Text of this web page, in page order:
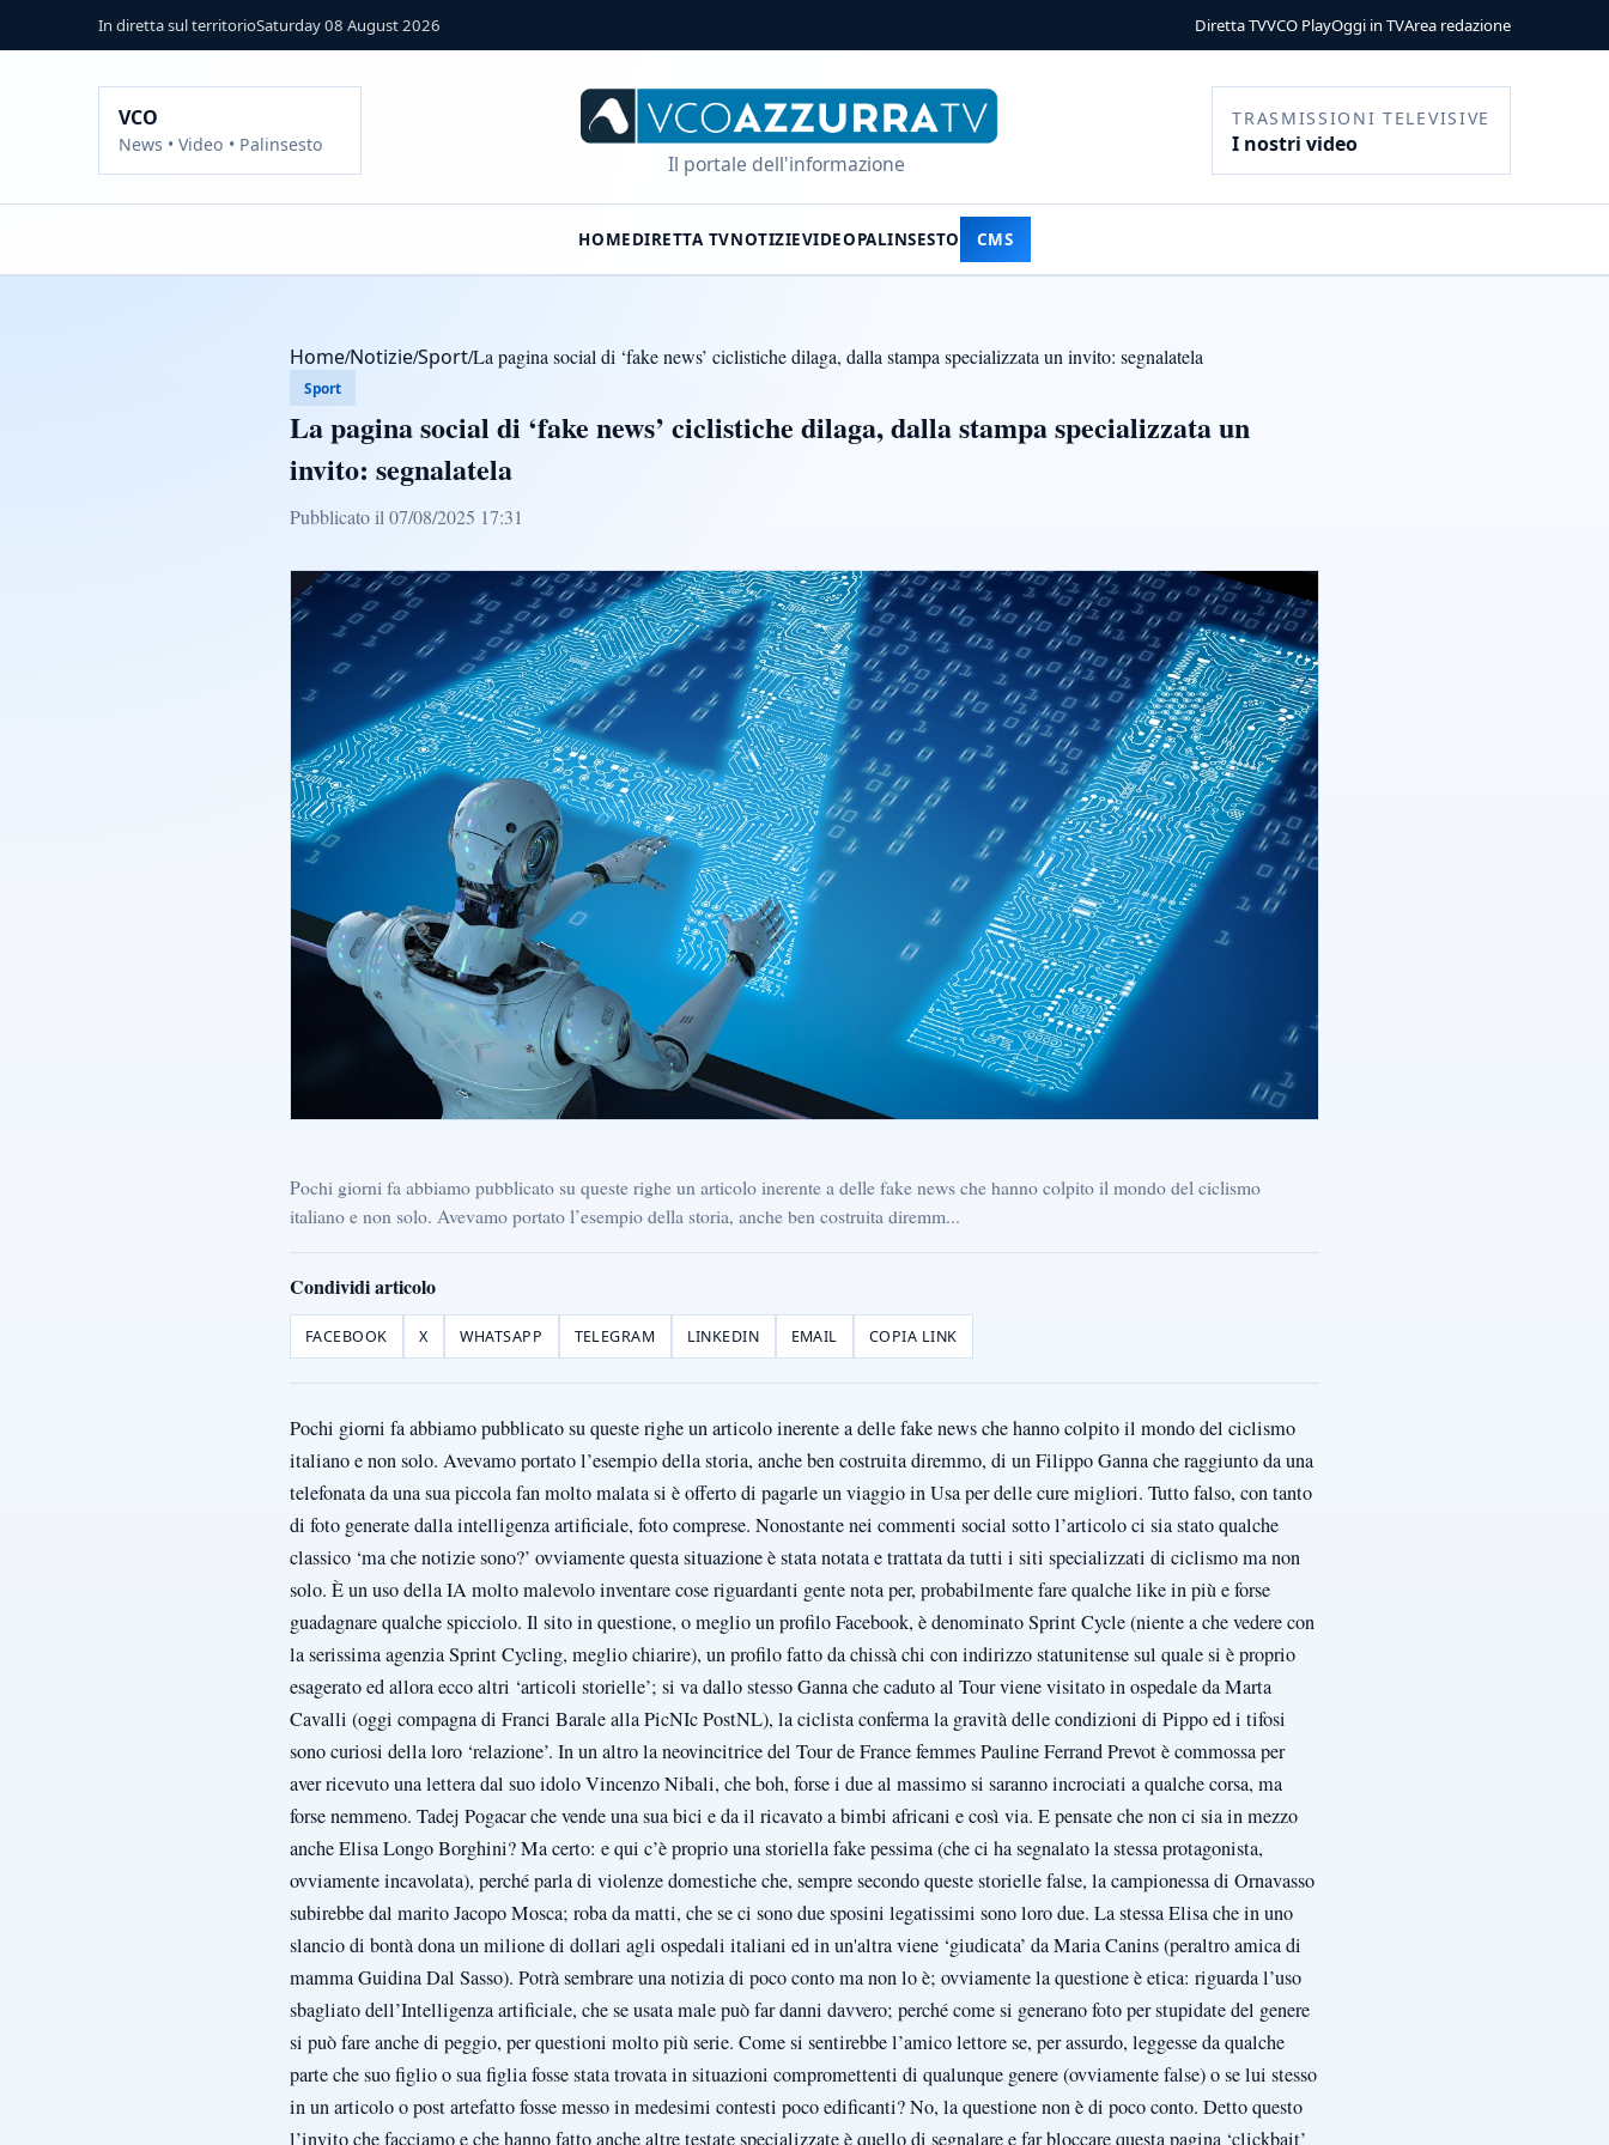
In diretta sul territorioSaturday 08 August 2026 Diretta TVVCO PlayOggi in TVArea redazione
VCO
News • Video • Palinsesto
Il portale dell'informazione
TRASMISSIONI TELEVISIVE
I nostri video
HOMEDIRETTA TVNOTIZIEVIDEOPALINSESTO CMS
Home/Notizie/Sport/La pagina social di ‘fake news’ ciclistiche dilaga, dalla stampa specializzata un invito: segnalatela
Sport
La pagina social di ‘fake news’ ciclistiche dilaga, dalla stampa specializzata un
invito: segnalatela
Pubblicato il 07/08/2025 17:31
Pochi giorni fa abbiamo pubblicato su queste righe un articolo inerente a delle fake news che hanno colpito il mondo del ciclismo
italiano e non solo. Avevamo portato l’esempio della storia, anche ben costruita diremm...
Condividi articolo
FACEBOOK X WHATSAPP TELEGRAM LINKEDIN EMAIL COPIA LINK
Pochi giorni fa abbiamo pubblicato su queste righe un articolo inerente a delle fake news che hanno colpito il mondo del ciclismo
italiano e non solo. Avevamo portato l’esempio della storia, anche ben costruita diremmo, di un Filippo Ganna che raggiunto da una
telefonata da una sua piccola fan molto malata si è offerto di pagarle un viaggio in Usa per delle cure migliori. Tutto falso, con tanto
di foto generate dalla intelligenza artificiale, foto comprese. Nonostante nei commenti social sotto l’articolo ci sia stato qualche
classico ‘ma che notizie sono?’ ovviamente questa situazione è stata notata e trattata da tutti i siti specializzati di ciclismo ma non
solo. È un uso della IA molto malevolo inventare cose riguardanti gente nota per, probabilmente fare qualche like in più e forse
guadagnare qualche spicciolo. Il sito in questione, o meglio un profilo Facebook, è denominato Sprint Cycle (niente a che vedere con
la serissima agenzia Sprint Cycling, meglio chiarire), un profilo fatto da chissà chi con indirizzo statunitense sul quale si è proprio
esagerato ed allora ecco altri ‘articoli storielle’; si va dallo stesso Ganna che caduto al Tour viene visitato in ospedale da Marta
Cavalli (oggi compagna di Franci Barale alla PicNIc PostNL), la ciclista conferma la gravità delle condizioni di Pippo ed i tifosi
sono curiosi della loro ‘relazione’. In un altro la neovincitrice del Tour de France femmes Pauline Ferrand Prevot è commossa per
aver ricevuto una lettera dal suo idolo Vincenzo Nibali, che boh, forse i due al massimo si saranno incrociati a qualche corsa, ma
forse nemmeno. Tadej Pogacar che vende una sua bici e da il ricavato a bimbi africani e così via. E pensate che non ci sia in mezzo
anche Elisa Longo Borghini? Ma certo: e qui c’è proprio una storiella fake pessima (che ci ha segnalato la stessa protagonista,
ovviamente incavolata), perché parla di violenze domestiche che, sempre secondo queste storielle false, la campionessa di Ornavasso
subirebbe dal marito Jacopo Mosca; roba da matti, che se ci sono due sposini legatissimi sono loro due. La stessa Elisa che in uno
slancio di bontà dona un milione di dollari agli ospedali italiani ed in un'altra viene ‘giudicata’ da Maria Canins (peraltro amica di
mamma Guidina Dal Sasso). Potrà sembrare una notizia di poco conto ma non lo è; ovviamente la questione è etica: riguarda l’uso
sbagliato dell’Intelligenza artificiale, che se usata male può far danni davvero; perché come si generano foto per stupidate del genere
si può fare anche di peggio, per questioni molto più serie. Come si sentirebbe l’amico lettore se, per assurdo, leggesse da qualche
parte che suo figlio o sua figlia fosse stata trovata in situazioni compromettenti di qualunque genere (ovviamente false) o se lui stesso
in un articolo o post artefatto fosse messo in medesimi contesti poco edificanti? No, la questione non è di poco conto. Detto questo
l’invito che facciamo e che hanno fatto anche altre testate specializzate è quello di segnalare e far bloccare questa pagina ‘clickbait’